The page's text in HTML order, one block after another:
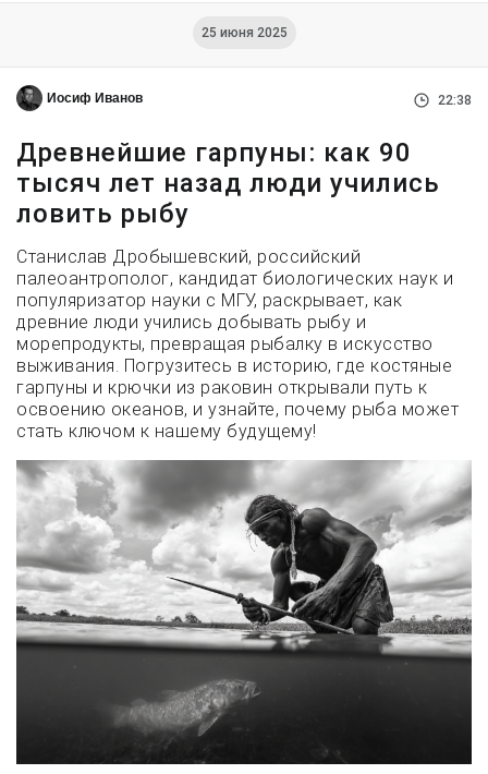
25 июня 2025
Иосиф Иванов 22:38
Древнейшие гарпуны: как 90
тысяч лет назад люди учились
ловить рыбу
Станислав Дробышевский, российский
палеоантрополог, кандидат биологических наук и
популяризатор науки с МГУ, раскрывает, как
древние люди учились добывать рыбу и
морепродукты, превращая рыбалку в искусство
выживания. Погрузитесь в историю, где костяные
гарпуны и крючки из раковин открывали путь к
освоению океанов, и узнайте, почему рыба может
стать ключом к нашему будущему!